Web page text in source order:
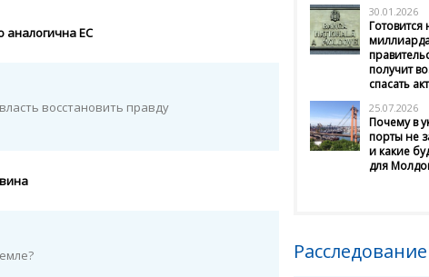
аналогична ЕС
восстановить правду
30.01.2026
получит
спасать
25.07.2026
Почему в
порты не
и какие
для
Расследование